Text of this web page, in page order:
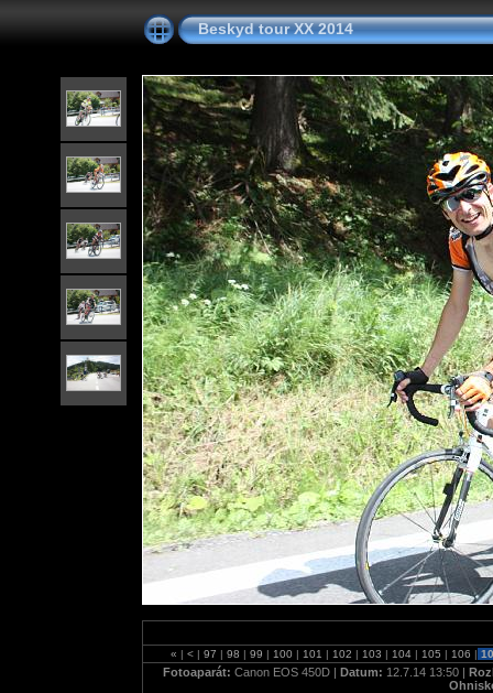
Beskyd tour XX 2014
« | < | 97 | 98 | 99 | 100 | 101 | 102 | 103 | 104 | 105 | 106 |
Fotoaparát: Canon EOS 450D | Datum: 12.7.14 13:50 |